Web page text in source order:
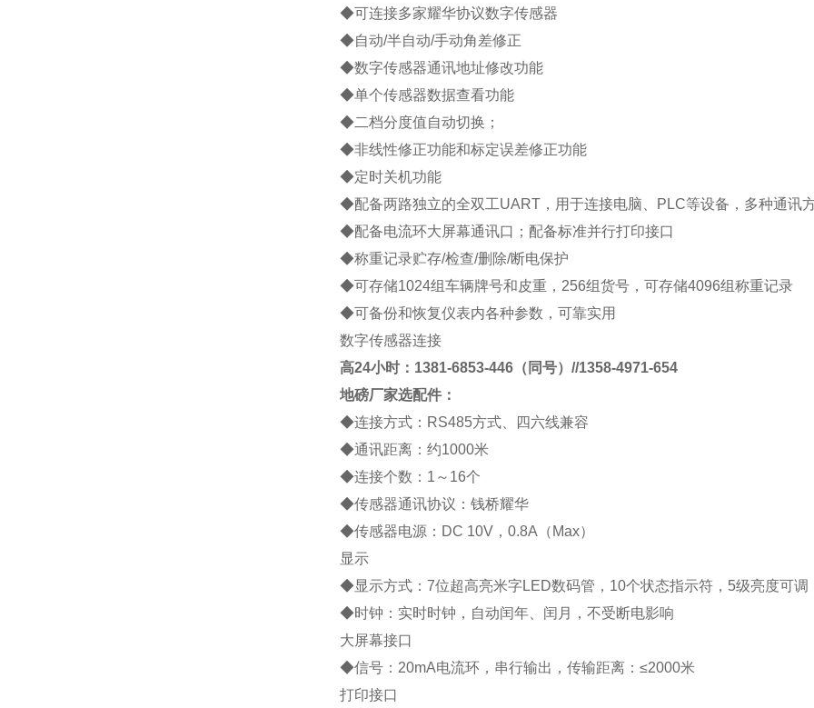
◆可连接多家耀华协议数字传感器
◆自动/半自动/手动角差修正
◆数字传感器通讯地址修改功能
◆单个传感器数据查看功能
◆二档分度值自动切换；
◆非线性修正功能和标定误差修正功能
◆定时关机功能
◆配备两路独立的全双工UART，用于连接电脑、 PLC等设备，多种通讯
◆配备电流环大屏幕通讯口；配备标准并行打印接口
◆称重记录贮存/检查/删除/断电保护
◆可存储1024组车辆牌号和皮重， 256组货号，可存储4096组称重记录
◆可备份和恢复仪表内各种参数，可靠实用
数字传感器连接
高24小时：1381-6853-446（同号）//1358-4971-654
地磅厂家选配件：
◆连接方式： RS485方式、四六线兼容
◆通讯距离：约1000米
◆连接个数： 1 ～ 16个
◆传感器通讯协议： 钱桥耀华
◆传感器电源： DC 10V， 0.8A （ Max）
显示
◆显示方式： 7位超高亮米字LED数码管， 10个状态指示符， 5级亮度可调
◆时钟：实时时钟，自动闰年、闰月，不受断电影响
大屏幕接口
◆信号： 20mA电流环，串行输出，传输距离： ≤2000米
打印接口